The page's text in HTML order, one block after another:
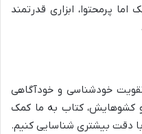
پرمحتوا، ابزاری قدرتمند
خودشناسی و خودآگاهی
کشوهایش، کتاب به ما کمک
دقت بیشتری شناسایی کنیم.